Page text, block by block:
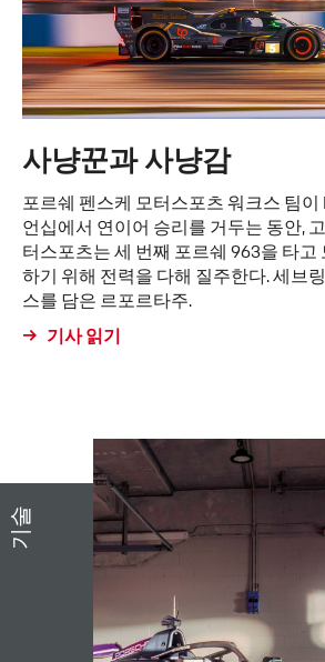
사냥꾼과 사냥감
포르쉐 펜스케 모터스포츠 워크스 팀이
언십에서 연이어 승리를 거두는 동안,
터스포츠는 세 번째 포르쉐 963을 타고
하기 위해 전력을 다해 질주한다. 세브
스를 담은 르포르타주.
기사 읽기
기술